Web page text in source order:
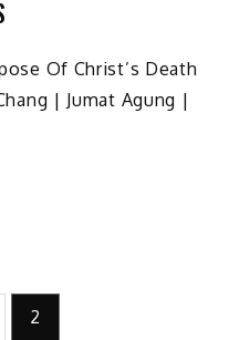
Of Christ’s Death
| Jumat Agung |
2